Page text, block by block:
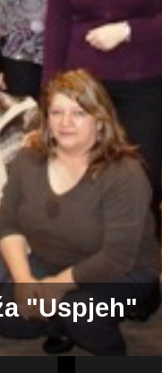
"Uspjeh"